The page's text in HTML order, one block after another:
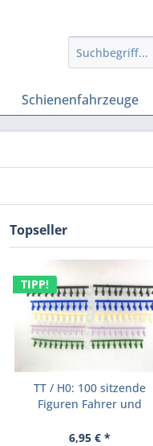
Schienenfahrzeuge
Topseller
TIPP!
TT / H0: 100 sitzende
Figuren Fahrer und
6,95 € *